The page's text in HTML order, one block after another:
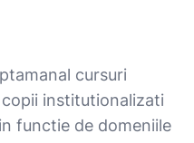
cursuri
institutionalizati
functie de domeniile